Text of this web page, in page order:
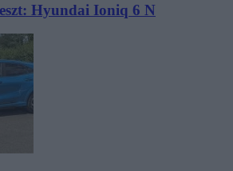
Hyundai Ioniq 6 N